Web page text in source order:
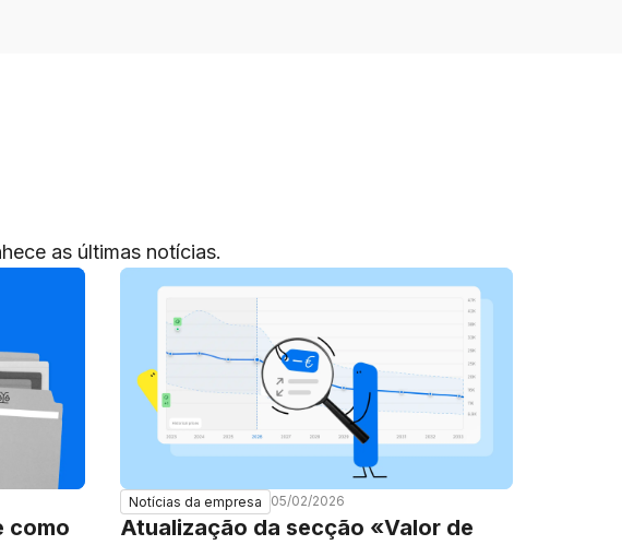
as últimas notícias.
como
Notícias da empresa 05/02/2026
Atualização da secção «Valor de